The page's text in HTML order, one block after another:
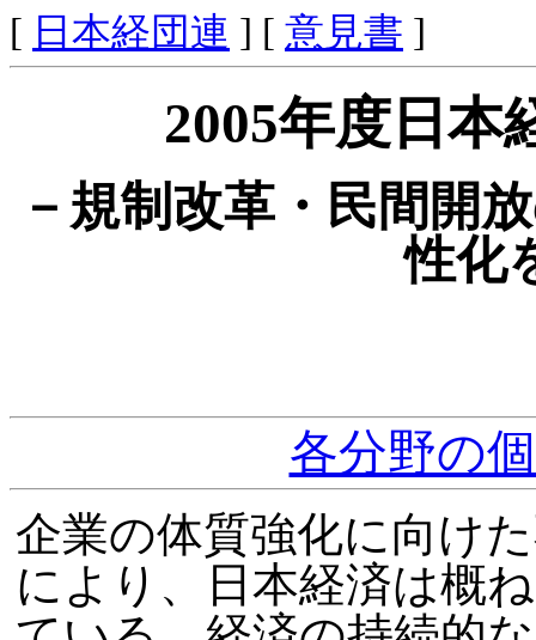
[ 日本経団連 ] [ 意見書 ]
2005年度日本
－規制改革・民間開
性化
各分野の
企業の体質強化に向け
により、日本経済は概